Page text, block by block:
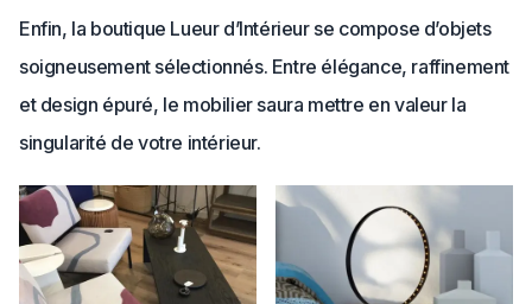
Enfin, la boutique Lueur d’Intérieur se compose d’objets
soigneusement sélectionnés. Entre élégance, raffinement
et design épuré, le mobilier saura mettre en valeur la
singularité de votre intérieur.